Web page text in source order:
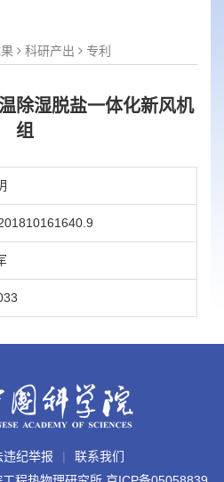
科研产出 专利
除湿脱盐一体化新风机
组
违纪举报
联系我们